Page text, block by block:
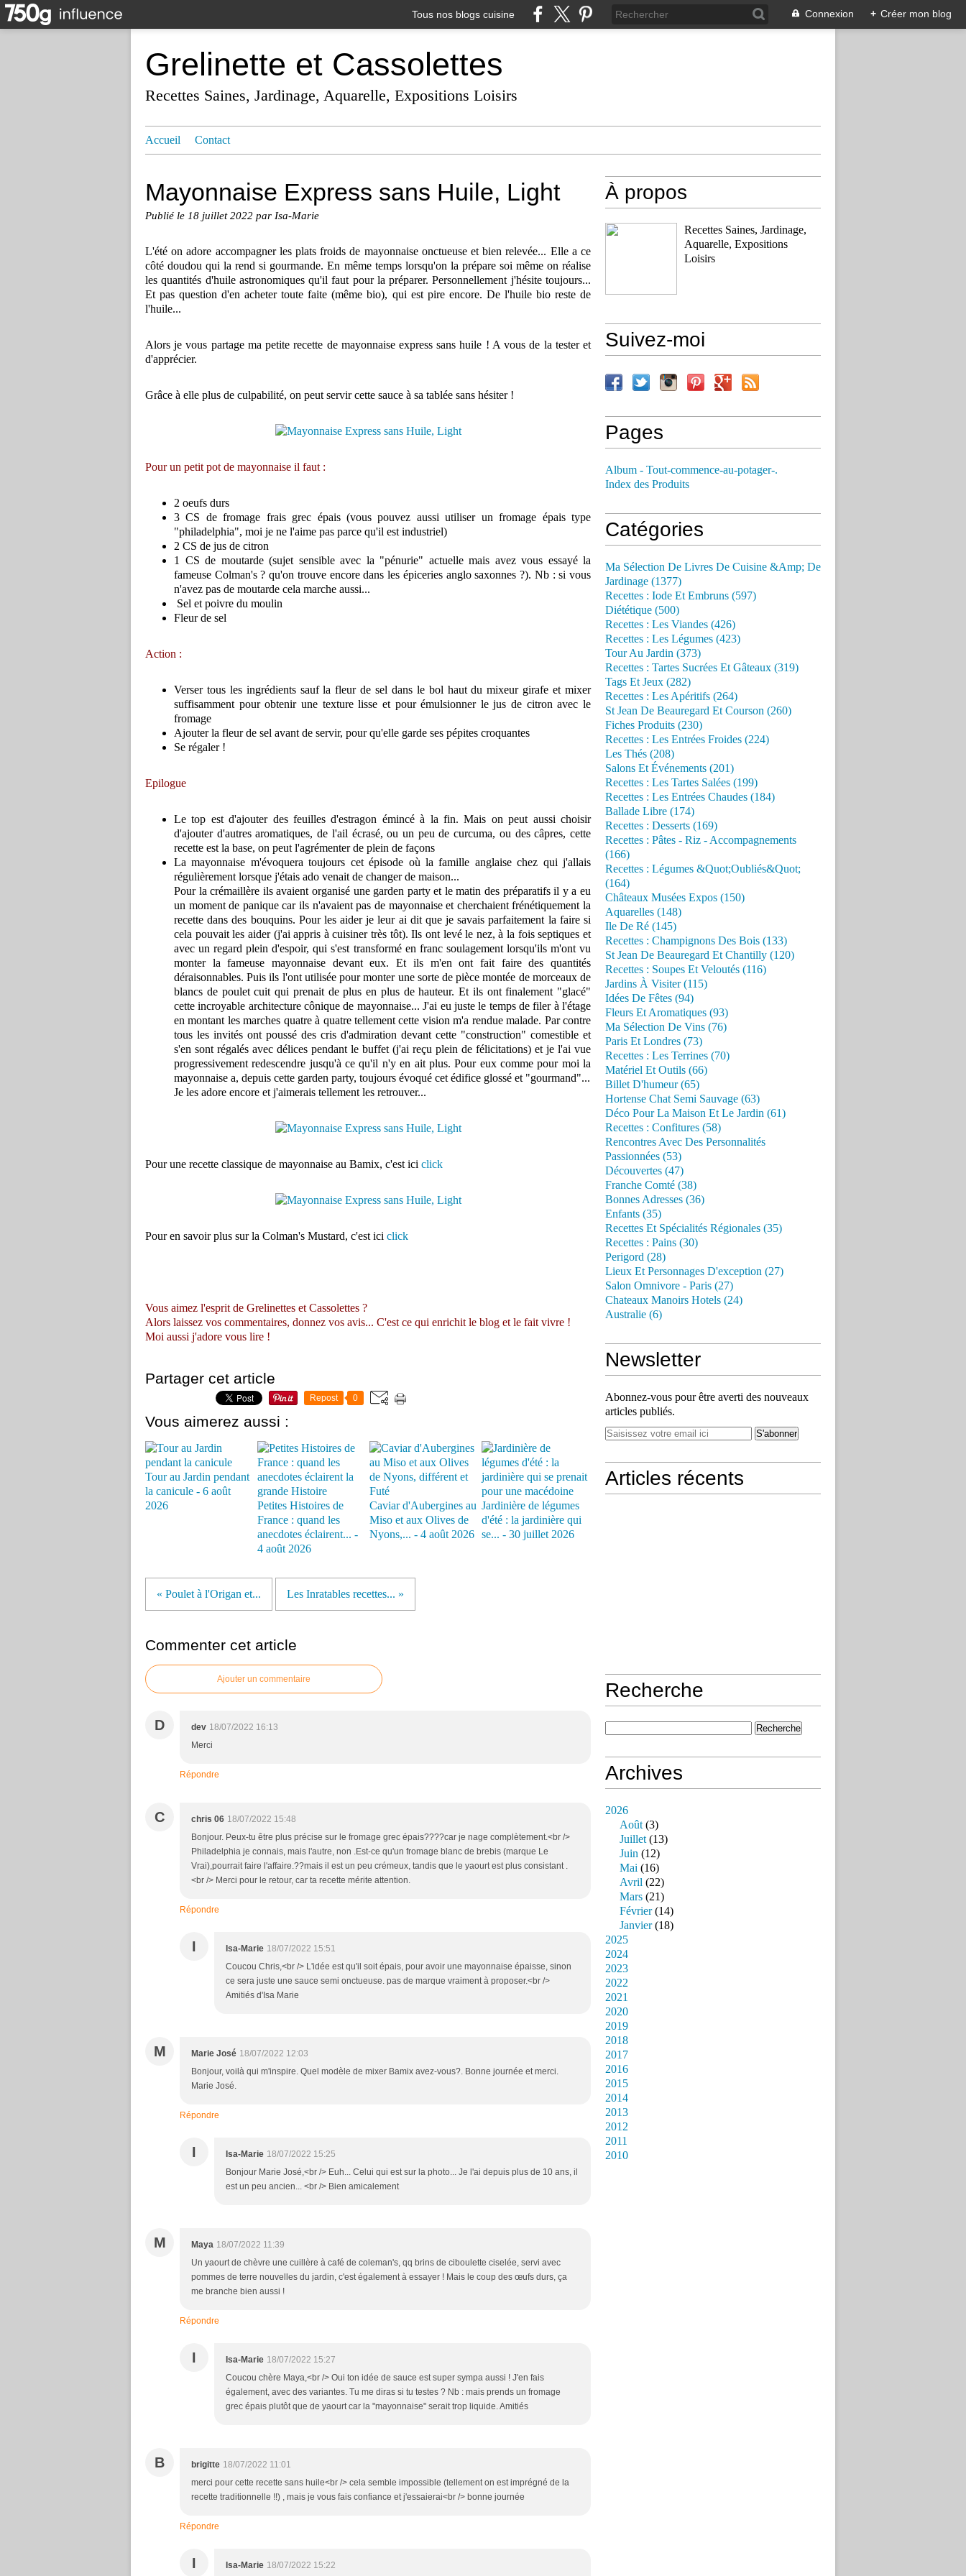
Tous nos blogs cuisine Connexion + Créer mon blog
Grelinette et Cassolettes
Recettes Saines, Jardinage, Aquarelle, Expositions Loisirs
Accueil Contact
Mayonnaise Express sans Huile, Light
Publié le 18 juillet 2022 par Isa-Marie
L'été on adore accompagner les plats froids de mayonnaise onctueuse et bien relevée... Elle a ce
côté doudou qui la rend si gourmande. En même temps lorsqu'on la prépare soi même on réalise
les quantités d'huile astronomiques qu'il faut pour la préparer. Personnellement j'hésite toujours...
Et pas question d'en acheter toute faite (même bio), qui est pire encore. De l'huile bio reste de
l'huile...
Alors je vous partage ma petite recette de mayonnaise express sans huile ! A vous de la tester et
d'apprécier.
Grâce à elle plus de culpabilité, on peut servir cette sauce à sa tablée sans hésiter !
Pour un petit pot de mayonnaise il faut :
2 oeufs durs
3 CS de fromage frais grec épais (vous pouvez aussi utiliser un fromage épais type
"philadelphia", moi je ne l'aime pas parce qu'il est industriel)
2 CS de jus de citron
1 CS de moutarde (sujet sensible avec la "pénurie" actuelle mais avez vous essayé la
fameuse Colman's ? qu'on trouve encore dans les épiceries anglo saxonnes ?). Nb : si vous
n'avez pas de moutarde cela marche aussi...
Sel et poivre du moulin
Fleur de sel
Action :
Verser tous les ingrédients sauf la fleur de sel dans le bol haut du mixeur girafe et mixer
suffisamment pour obtenir une texture lisse et pour émulsionner le jus de citron avec le
fromage
Ajouter la fleur de sel avant de servir, pour qu'elle garde ses pépites croquantes
Se régaler !
Epilogue
Le top est d'ajouter des feuilles d'estragon émincé à la fin. Mais on peut aussi choisir
d'ajouter d'autres aromatiques, de l'ail écrasé, ou un peu de curcuma, ou des câpres, cette
recette est la base, on peut l'agrémenter de plein de façons
La mayonnaise m'évoquera toujours cet épisode où la famille anglaise chez qui j'allais
régulièrement lorsque j'étais ado venait de changer de maison...
Pour la crémaillère ils avaient organisé une garden party et le matin des préparatifs il y a eu
un moment de panique car ils n'avaient pas de mayonnaise et cherchaient frénétiquement la
recette dans des bouquins. Pour les aider je leur ai dit que je savais parfaitement la faire si
cela pouvait les aider (j'ai appris à cuisiner très tôt). Ils ont levé le nez, à la fois septiques et
avec un regard plein d'espoir, qui s'est transformé en franc soulagement lorsqu'ils m'ont vu
monter la fameuse mayonnaise devant eux. Et ils m'en ont fait faire des quantités
déraisonnables. Puis ils l'ont utilisée pour monter une sorte de pièce montée de morceaux de
blancs de poulet cuit qui prenait de plus en plus de hauteur. Et ils ont finalement "glacé"
cette incroyable architecture cônique de mayonnaise... J'ai eu juste le temps de filer à l'étage
en montant les marches quatre à quatre tellement cette vision m'a rendue malade. Par contre
tous les invités ont poussé des cris d'admiration devant cette "construction" comestible et
s'en sont régalés avec délices pendant le buffet (j'ai reçu plein de félicitations) et je l'ai vue
progressivement redescendre jusqu'à ce qu'il n'y en ait plus. Pour eux comme pour moi la
mayonnaise a, depuis cette garden party, toujours évoqué cet édifice glossé et "gourmand"...
Je les adore encore et j'aimerais tellement les retrouver...
Pour une recette classique de mayonnaise au Bamix, c'est ici click
Pour en savoir plus sur la Colman's Mustard, c'est ici click
Vous aimez l'esprit de Grelinettes et Cassolettes ?
Alors laissez vos commentaires, donnez vos avis... C'est ce qui enrichit le blog et le fait vivre !
Moi aussi j'adore vous lire !
Partager cet article
Repost 0
Vous aimerez aussi :
Tour au Jardin pendant
la canicule - 6 août
2026
Petites Histoires de
France : quand les
anecdotes éclairent... -
4 août 2026
Caviar d'Aubergines au
Miso et aux Olives de
Nyons,... - 4 août 2026
Jardinière de légumes
d'été : la jardinière qui
se... - 30 juillet 2026
« Poulet à l'Origan et... Les Inratables recettes... »
Commenter cet article
Ajouter un commentaire
D dev 18/07/2022 16:13
Merci
Répondre
C chris 06 18/07/2022 15:48
Bonjour. Peux-tu être plus précise sur le fromage grec épais????car je nage complètement.<br />
Philadelphia je connais, mais l'autre, non .Est-ce qu'un fromage blanc de brebis (marque Le
Vrai),pourrait faire l'affaire.??mais il est un peu crémeux, tandis que le yaourt est plus consistant .
<br /> Merci pour le retour, car ta recette mérite attention.
Répondre
I Isa-Marie 18/07/2022 15:51
Coucou Chris,<br /> L'idée est qu'il soit épais, pour avoir une mayonnaise épaisse, sinon
ce sera juste une sauce semi onctueuse. pas de marque vraiment à proposer.<br />
Amitiés d'Isa Marie
M Marie José 18/07/2022 12:03
Bonjour, voilà qui m'inspire. Quel modèle de mixer Bamix avez-vous?. Bonne journée et merci.
Marie José.
Répondre
I Isa-Marie 18/07/2022 15:25
Bonjour Marie José,<br /> Euh... Celui qui est sur la photo... Je l'ai depuis plus de 10 ans, il
est un peu ancien... <br /> Bien amicalement
M Maya 18/07/2022 11:39
Un yaourt de chèvre une cuillère à café de coleman's, qq brins de ciboulette ciselée, servi avec
pommes de terre nouvelles du jardin, c'est également à essayer ! Mais le coup des œufs durs, ça
me branche bien aussi !
Répondre
I Isa-Marie 18/07/2022 15:27
Coucou chère Maya,<br /> Oui ton idée de sauce est super sympa aussi ! J'en fais
également, avec des variantes. Tu me diras si tu testes ? Nb : mais prends un fromage
grec épais plutôt que de yaourt car la "mayonnaise" serait trop liquide. Amitiés
B brigitte 18/07/2022 11:01
merci pour cette recette sans huile<br /> cela semble impossible (tellement on est imprégné de la
recette traditionnelle !!) , mais je vous fais confiance et j'essaierai<br /> bonne journée
Répondre
I Isa-Marie 18/07/2022 15:22
À propos
Recettes Saines, Jardinage,
Aquarelle, Expositions
Loisirs
Suivez-moi
Pages
Album - Tout-commence-au-potager-.
Index des Produits
Catégories
Ma Sélection De Livres De Cuisine &Amp; De
Jardinage (1377)
Recettes : Iode Et Embruns (597)
Diététique (500)
Recettes : Les Viandes (426)
Recettes : Les Légumes (423)
Tour Au Jardin (373)
Recettes : Tartes Sucrées Et Gâteaux (319)
Tags Et Jeux (282)
Recettes : Les Apéritifs (264)
St Jean De Beauregard Et Courson (260)
Fiches Produits (230)
Recettes : Les Entrées Froides (224)
Les Thés (208)
Salons Et Événements (201)
Recettes : Les Tartes Salées (199)
Recettes : Les Entrées Chaudes (184)
Ballade Libre (174)
Recettes : Desserts (169)
Recettes : Pâtes - Riz - Accompagnements
(166)
Recettes : Légumes &Quot;Oubliés&Quot;
(164)
Châteaux Musées Expos (150)
Aquarelles (148)
Ile De Ré (145)
Recettes : Champignons Des Bois (133)
St Jean De Beauregard Et Chantilly (120)
Recettes : Soupes Et Veloutés (116)
Jardins À Visiter (115)
Idées De Fêtes (94)
Fleurs Et Aromatiques (93)
Ma Sélection De Vins (76)
Paris Et Londres (73)
Recettes : Les Terrines (70)
Matériel Et Outils (66)
Billet D'humeur (65)
Hortense Chat Semi Sauvage (63)
Déco Pour La Maison Et Le Jardin (61)
Recettes : Confitures (58)
Rencontres Avec Des Personnalités
Passionnées (53)
Découvertes (47)
Franche Comté (38)
Bonnes Adresses (36)
Enfants (35)
Recettes Et Spécialités Régionales (35)
Recettes : Pains (30)
Perigord (28)
Lieux Et Personnages D'exception (27)
Salon Omnivore - Paris (27)
Chateaux Manoirs Hotels (24)
Australie (6)
Newsletter
Abonnez-vous pour être averti des nouveaux
articles publiés.
Articles récents
Recherche
Archives
2026
Août(3)
Juillet(13)
Juin (12)
Mai (16)
Avril (22)
Mars (21)
Février(14)
Janvier(18)
2025
2024
2023
2022
2021
2020
2019
2018
2017
2016
2015
2014
2013
2012
2011
2010